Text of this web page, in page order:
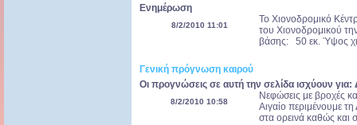
Ενημέρωση
8/2/2010 11:01
Το Χιονοδρομικό
του Χιονοδρομικού
βάσης: 50 εκ. Ύψος
Γενική πρόγνωση καιρού
Οι προγνώσεις σε αυτή την σελίδα ισχύουν
8/2/2010 10:58
Νεφώσεις με βροχές
Αιγαίο περιμένουμε
στα ορεινά καθώς και